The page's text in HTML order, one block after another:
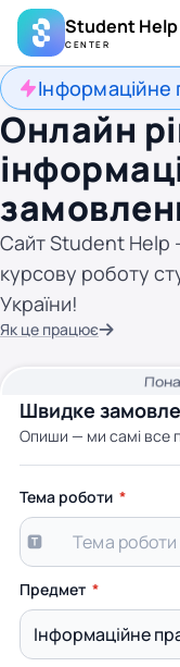
Student Help
CENTER
Інформаційне
Онлайн
Сайт Student Help
курсову роботу
України!
Як це працює
Швидке
Опиши — ми самі все
Тема роботи
Предмет